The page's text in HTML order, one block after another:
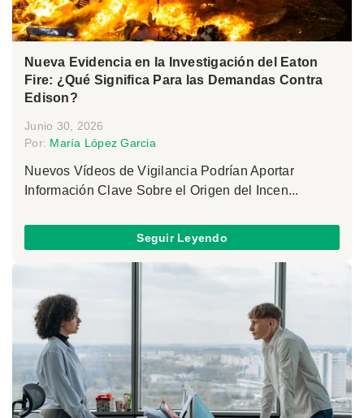
Nueva Evidencia en la Investigación del Eaton
Fire: ¿Qué Significa Para las Demandas Contra
Edison?
Junio 30, 2026
Por: María López Garcia
Nuevos Vídeos de Vigilancia Podrían Aportar
Información Clave Sobre el Origen del Incen...
Seguir Leyendo